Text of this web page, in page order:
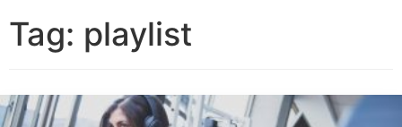
Tag: playlist